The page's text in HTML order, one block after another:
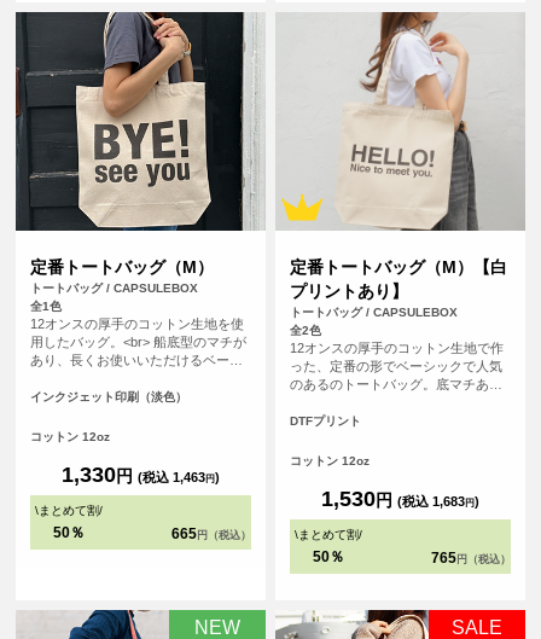
定番トートバッグ（M）
トートバッグ / CAPSULEBOX
全1色
12オンスの厚手のコットン生地を使
用したバッグ。<br> 船底型のマチが
あり、長くお使いいただけるベーシ
<br> 印刷は白色を印刷しない、フル
囲を印刷いただけるので、ノベルテ
インクジェット印刷（淡色）
コットン 12oz
1,330円 (税込 1,463円)
\まとめて割/
50％ 665 円（税込）
定番トートバッグ（M）【白
プリントあり】
トートバッグ / CAPSULEBOX
全2色
12オンスの厚手のコットン生地で作
った、定番の形でベーシックで人気
のあるのトートバッグ。底マチあり
バッグです。使用用途も多様なの
ても、販売用としても、オリジナル
DTFプリント
コットン 12oz
1,530円 (税込 1,683円)
\まとめて割/
50％ 765 円（税込）
NEW SALE